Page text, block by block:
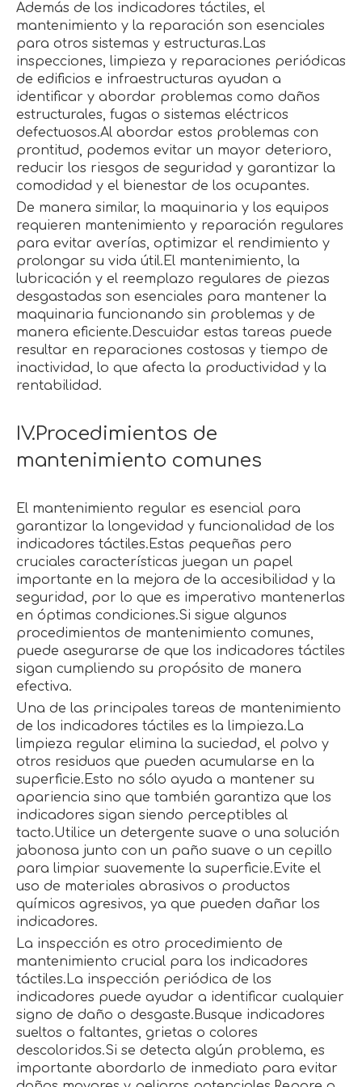
Además de los indicadores táctiles, el
mantenimiento y la reparación son esenciales
para otros sistemas y estructuras.Las
inspecciones, limpieza y reparaciones periódicas
de edificios e infraestructuras ayudan a
identificar y abordar problemas como daños
estructurales, fugas o sistemas eléctricos
defectuosos.Al abordar estos problemas con
prontitud, podemos evitar un mayor deterioro,
reducir los riesgos de seguridad y garantizar la
comodidad y el bienestar de los ocupantes.
De manera similar, la maquinaria y los equipos
requieren mantenimiento y reparación regulares
para evitar averías, optimizar el rendimiento y
prolongar su vida útil.El mantenimiento, la
lubricación y el reemplazo regulares de piezas
desgastadas son esenciales para mantener la
maquinaria funcionando sin problemas y de
manera eficiente.Descuidar estas tareas puede
resultar en reparaciones costosas y tiempo de
inactividad, lo que afecta la productividad y la
rentabilidad.
IV.Procedimientos de
mantenimiento comunes
El mantenimiento regular es esencial para
garantizar la longevidad y funcionalidad de los
indicadores táctiles.Estas pequeñas pero
cruciales características juegan un papel
importante en la mejora de la accesibilidad y la
seguridad, por lo que es imperativo mantenerlas
en óptimas condiciones.Si sigue algunos
procedimientos de mantenimiento comunes,
puede asegurarse de que los indicadores táctiles
sigan cumpliendo su propósito de manera
efectiva.
Una de las principales tareas de mantenimiento
de los indicadores táctiles es la limpieza.La
limpieza regular elimina la suciedad, el polvo y
otros residuos que pueden acumularse en la
superficie.Esto no sólo ayuda a mantener su
apariencia sino que también garantiza que los
indicadores sigan siendo perceptibles al
tacto.Utilice un detergente suave o una solución
jabonosa junto con un paño suave o un cepillo
para limpiar suavemente la superficie.Evite el
uso de materiales abrasivos o productos
químicos agresivos, ya que pueden dañar los
indicadores.
La inspección es otro procedimiento de
mantenimiento crucial para los indicadores
táctiles.La inspección periódica de los
indicadores puede ayudar a identificar cualquier
signo de daño o desgaste.Busque indicadores
sueltos o faltantes, grietas o colores
descoloridos.Si se detecta algún problema, es
importante abordarlo de inmediato para evitar